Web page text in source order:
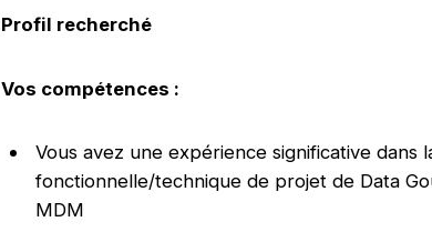
Profil recherché
Vos compétences :
Vous avez une expérience significative dans
fonctionnelle/technique de projet de Data
MDM